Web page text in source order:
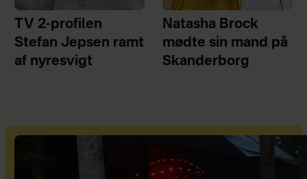
TV 2-profilen
Stefan Jepsen ramt
af nyresvigt
Natasha Brock
mødte sin mand på
Skanderborg